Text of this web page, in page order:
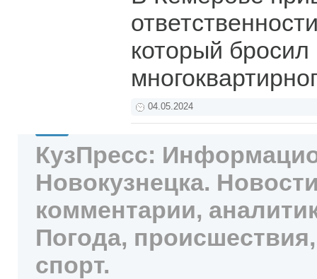
который
04.05.2024
КузПресс:
Новокузнецка.
комментарии,
Погода,
спорт.